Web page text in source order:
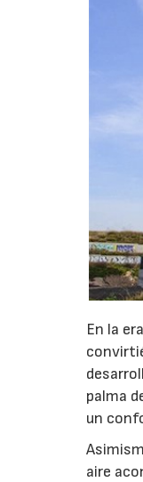
En la
palma
un
aire